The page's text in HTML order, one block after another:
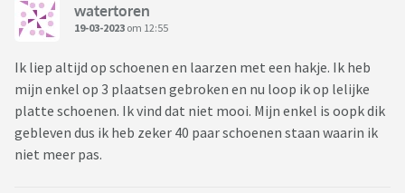
watertoren
19-03-2023 om 12:55
Ik liep altijd op schoenen en laarzen met een hakje. Ik heb
mijn enkel op 3 plaatsen gebroken en nu loop ik op lelijke
platte schoenen. Ik vind dat niet mooi. Mijn enkel is oopk dik
gebleven dus ik heb zeker 40 paar schoenen staan waarin ik
niet meer pas.